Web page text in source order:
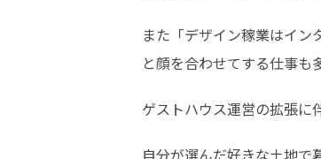
また「デザイン稼業はイ
と顔を合わせてする仕事も
ゲストハウス運営の拡張に
自分が選んだ好きな土地で